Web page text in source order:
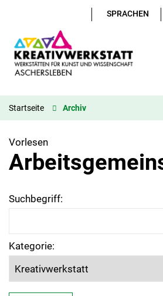
SPRACHEN
Startseite Archiv
Vorlesen
Suchbegriff:
Kategorie: